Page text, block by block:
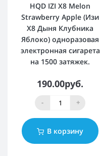
HQD IZI X8 Melon
Strawberry Apple (Изи
Х8 Дыня Клубника
Яблоко) одноразовая
электронная сигарета
на 1500 затяжек.
190.00руб.
- +
В корзину